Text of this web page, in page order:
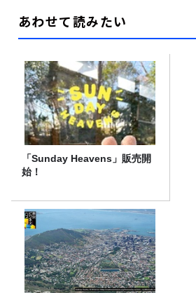
あわせて読みたい
「Sunday Heavens」販売開
始！